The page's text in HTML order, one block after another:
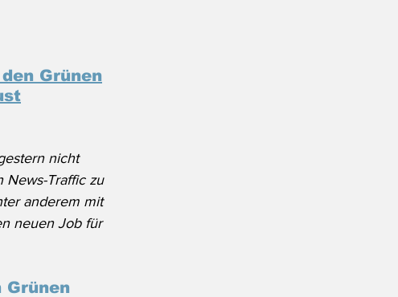
Grünen
nicht
News-Traffic zu
anderem mit
neuen Job für
Grünen